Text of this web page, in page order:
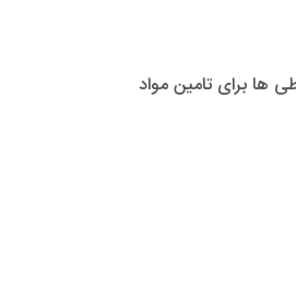
ها برای تامین مواد